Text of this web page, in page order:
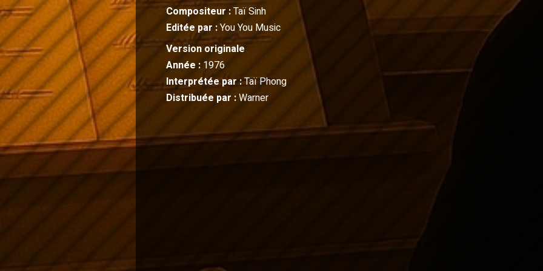
Compositeur :Taï Sinh
Editée par :You You Music
Version originale
Année : 1976
Interprétée par :Taï Phong
Distribuée par :Warner